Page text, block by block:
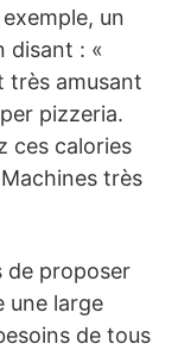
un
disant : «
très amusant
pizzeria.
ces calories
très
de proposer
une large
de tous